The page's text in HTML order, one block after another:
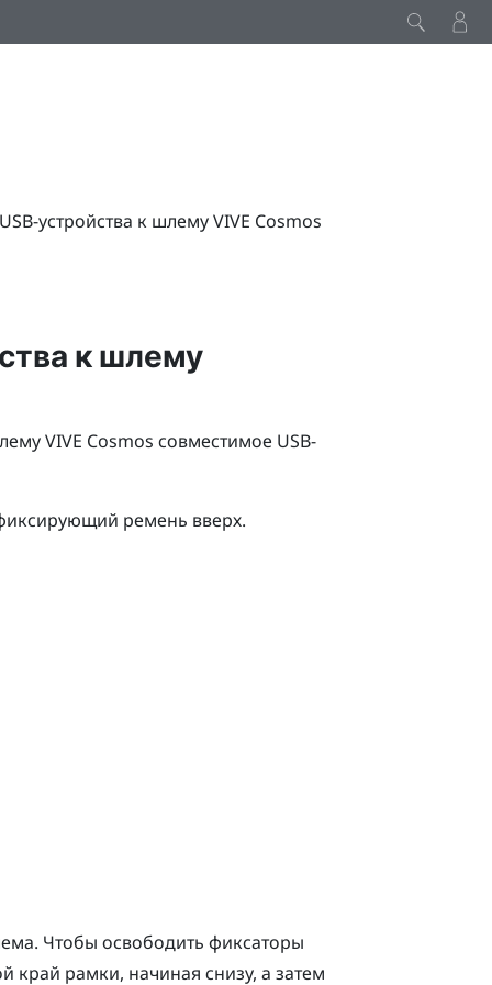
устройства к шлему VIVE Cosmos
к шлему
VIVE Cosmos совместимое USB-
ремень вверх.
Чтобы освободить фиксаторы
край рамки, начиная снизу, а затем